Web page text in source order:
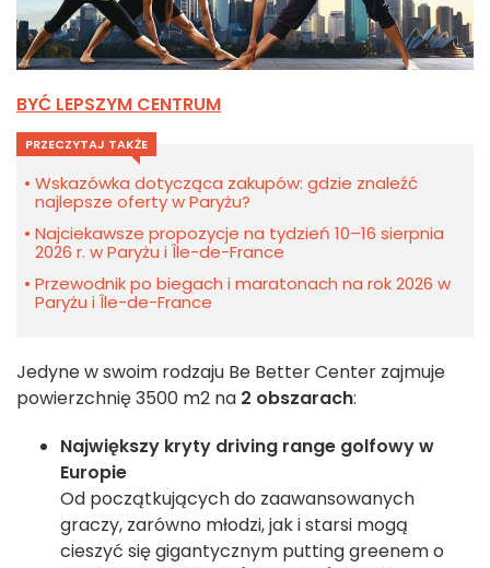
BYĆ LEPSZYM CENTRUM
PRZECZYTAJ TAKŻE
Wskazówka dotycząca zakupów: gdzie znaleźć
najlepsze oferty w Paryżu?
Najciekawsze propozycje na tydzień 10–16 sierpnia
2026 r. w Paryżu i Île-de-France
Przewodnik po biegach i maratonach na rok 2026 w
Paryżu i Île-de-France
Jedyne w swoim rodzaju Be Better Center zajmuje
powierzchnię 3500 m2 na 2 obszarach:
Największy kryty driving range golfowy w
Europie
Od początkujących do zaawansowanych
graczy, zarówno młodzi, jak i starsi mogą
cieszyć się gigantycznym putting greenem o